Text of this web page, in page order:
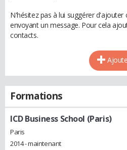
N'hésitez pas à lui suggérer d'ajouter
envoyant un message. Pour cela
contacts.
Formations
ICD Business School (Paris)
Paris
2014 - maintenant